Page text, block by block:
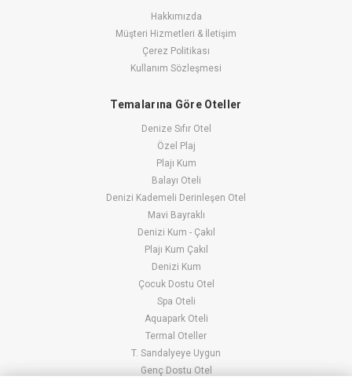
Hakkımızda
Müşteri Hizmetleri & İletişim
Çerez Politikası
Kullanım Sözleşmesi
Temalarına Göre Oteller
Denize Sıfır Otel
Özel Plaj
Plajı Kum
Balayı Oteli
Denizi Kademeli Derinleşen Otel
Mavi Bayraklı
Denizi Kum - Çakıl
Plajı Kum Çakıl
Denizi Kum
Çocuk Dostu Otel
Spa Oteli
Aquapark Oteli
Termal Oteller
T. Sandalyeye Uygun
Genç Dostu Otel